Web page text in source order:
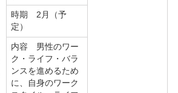
時期 2月（予
定）
内容 男性のワー
ク・ライフ・バラ
ンスを進めるため
に、自身のワーク